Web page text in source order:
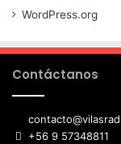
WordPress.org
Contáctanos
+56 9 57348811